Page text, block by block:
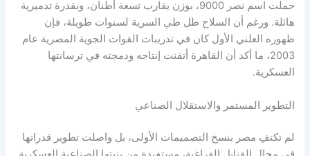
حملت اسم نصر 9000، بوزن يقارب تسعة أطنان، وبقدرة تدميرية
هائلة. ورغم أن السلاح ظل طي السرية لسنوات طويلة، فإن
ظهوره العلني الأول كان في تدريبات القوات الجوية المصرية عام
2003، ما أكد أن القاهرة أتقنت إنتاجه ودمجته في ترسانتها
العسكرية.
التطوير المستمر والاستقلال الصناعي
لم تكتفِ مصر بنسخ التصميمات الأولى، بل واصلت تطوير قدراتها